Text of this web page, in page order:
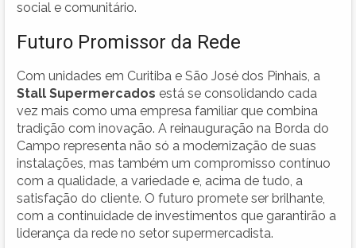
social e comunitário.
Futuro Promissor da Rede
Com unidades em Curitiba e São José dos Pinhais, a
Stall Supermercados está se consolidando cada
vez mais como uma empresa familiar que combina
tradição com inovação. A reinauguração na Borda do
Campo representa não só a modernização de suas
instalações, mas também um compromisso contínuo
com a qualidade, a variedade e, acima de tudo, a
satisfação do cliente. O futuro promete ser brilhante,
com a continuidade de investimentos que garantirão a
liderança da rede no setor supermercadista.